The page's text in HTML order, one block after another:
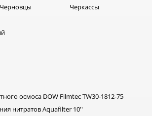
Черновцы
Черкассы
осмоса DOW Filmtec TW30-1812-75
нитратов Aquafilter 10''